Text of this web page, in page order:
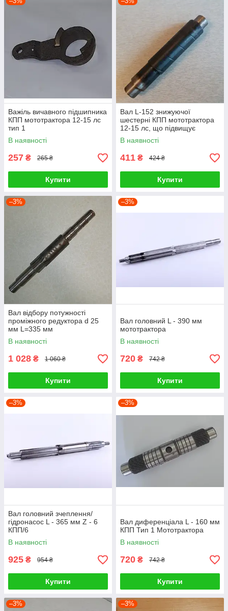
Важіль вичавного підшипника
КПП мототрактора 12-15 лс
тип 1
В наявності
257 ₴ 265 ₴
Купити
Вал L-152 знижуючої
шестерні КПП мототрактора
12-15 лс, що підвищує
В наявності
411 ₴ 424 ₴
Купити
–3%
Вал відбору потужності
проміжного редуктора d 25
мм L=335 мм
В наявності
1 028 ₴ 1 060 ₴
Купити
–3%
Вал головний L - 390 мм
мототрактора
В наявності
720 ₴ 742 ₴
Купити
–3%
Вал головний зчеплення/
гідронасос L - 365 мм Z - 6
КПП/6
В наявності
925 ₴ 954 ₴
Купити
–3%
Вал диференціала L - 160 мм
КПП Тип 1 Мототрактора
В наявності
720 ₴ 742 ₴
Купити
–3% –3%